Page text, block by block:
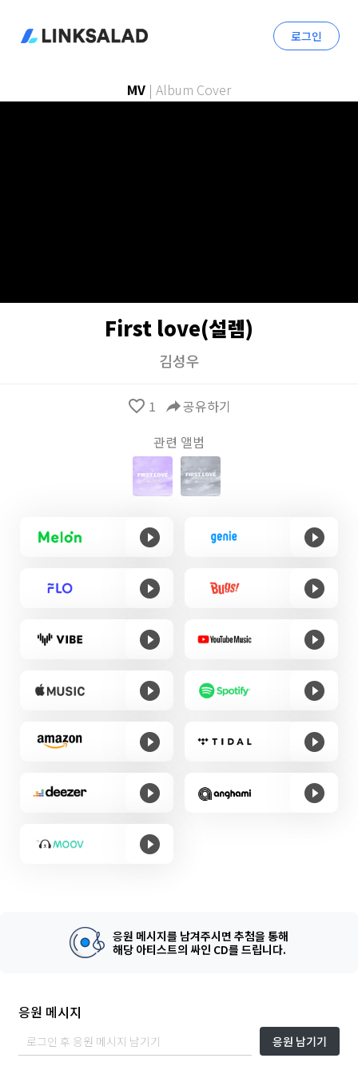
로그인
MV | Album Cover
First love(설렘)
김성우
favorite_border 1 reply공유하기
관련 앨범
응원 메시지를 남겨주시면 추첨을 통해
해당 아티스트의 싸인 CD를 드립니다.
응원 메시지
응원 남기기